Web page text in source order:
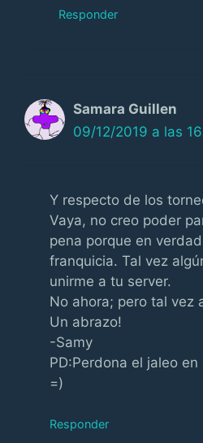
Responder
Samara Guillen
09/12/2019 a las
Y respecto de los
Vaya, no creo poder
pena porque en
franquicia. Tal vez
unirme a tu server.
No ahora; pero tal vez
Un abrazo!
-Samy
PD:Perdona el jaleo
=)
Responder